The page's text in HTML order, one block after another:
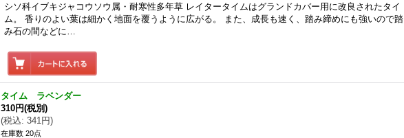
シソ科イブキジャコウソウ属・耐寒性多年草 レイタータイムはグランドカバー用に改良されたタイ
ム。 香りのよい葉は細かく地面を覆うように広がる。 また、成長も速く、踏み締めにも強いので踏
み石の間などに…
タイム ラベンダー
310円(税別)
(税込: 341円)
在庫数 20点